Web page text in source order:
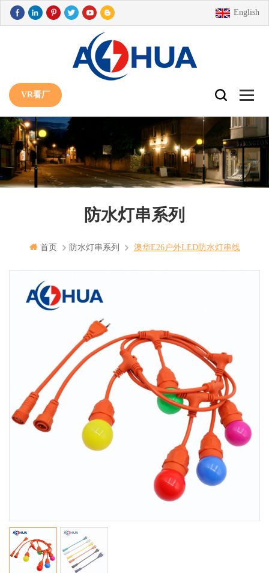
English
VR看厂
防水灯串系列
首页 防水灯串系列 澳华E26户外LED防水灯串线